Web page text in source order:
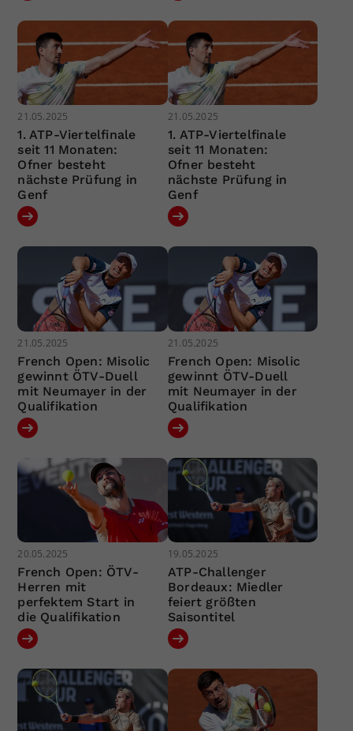
21.05.2025
1. ATP-Viertelfinale
seit 11 Monaten:
Ofner besteht
nächste Prüfung in
Genf
21.05.2025
1. ATP-Viertelfinale
seit 11 Monaten:
Ofner besteht
nächste Prüfung in
Genf
21.05.2025
French Open: Misolic
gewinnt ÖTV-Duell
mit Neumayer in der
Qualifikation
21.05.2025
French Open: Misolic
gewinnt ÖTV-Duell
mit Neumayer in der
Qualifikation
20.05.2025
French Open: ÖTV-
Herren mit
perfektem Start in
die Qualifikation
19.05.2025
ATP-Challenger
Bordeaux: Miedler
feiert größten
Saisontitel